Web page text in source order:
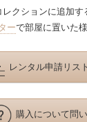
レクションに追加す
ーで部屋に置いた
レンタル申請リス
購入について問